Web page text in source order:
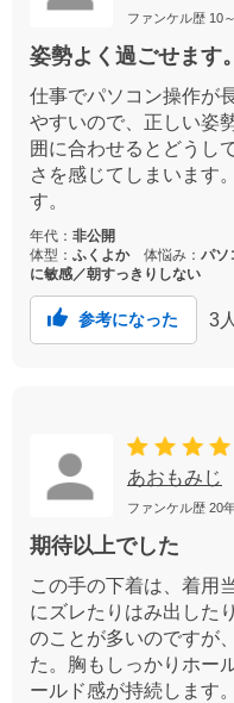
ファンケル歴 10
姿勢よく過ごせます。
仕事でパソコン操作が
やすいので、正しい姿
囲に合わせるとどうし
さを感じてしまいます
す。
年代： 非公開
体型： ふくよか体悩み： パソ
に敏感／朝すっきりしない
参考になった 3 人
あおもみじ
ファンケル歴 20
期待以上でした
この手の下着は、着用
にズレたりはみ出した
のことが多いのですが
た。胸もしっかりホー
ールド感が持続します